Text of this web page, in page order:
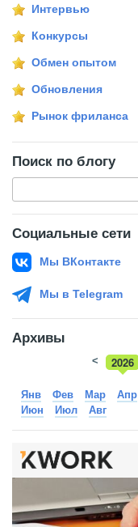
Интервью
Конкурсы
Обмен опытом
Обновления
Рынок фриланса
Поиск по блогу
Социальные сети
Мы ВКонтакте
Мы в Telegram
Архивы
2026
<
Янв Фев Мар Апр
Июн
Июл Авг